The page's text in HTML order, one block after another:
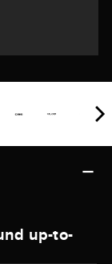
up-to-